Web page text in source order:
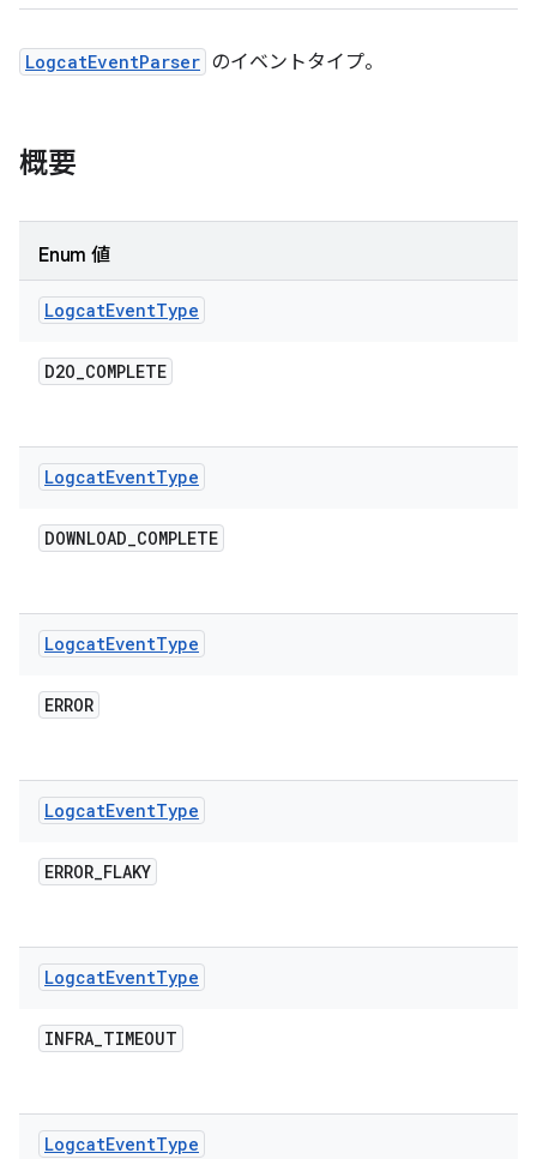
LogcatEventParser のイベントタイプ。
概要
Enum 値
LogcatEventType
D2O_COMPLETE
LogcatEventType
DOWNLOAD_COMPLETE
LogcatEventType
ERROR
LogcatEventType
ERROR_FLAKY
LogcatEventType
INFRA_TIMEOUT
LogcatEventType